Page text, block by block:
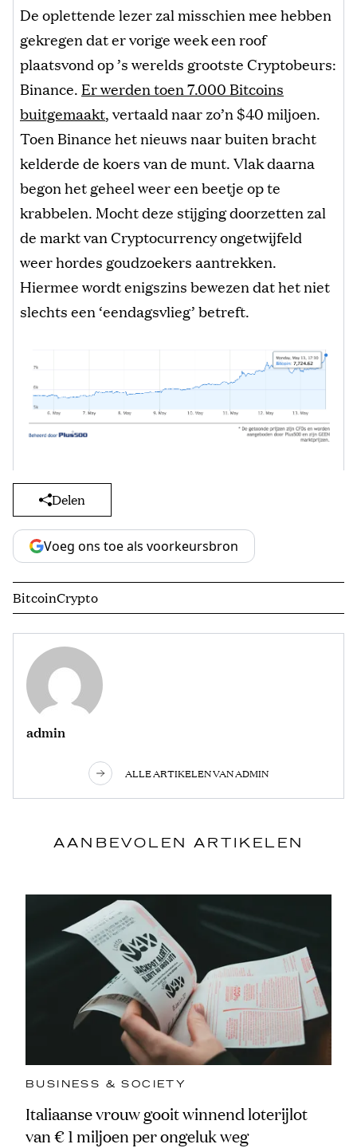
De oplettende lezer zal misschien mee hebben
gekregen dat er vorige week een roof
plaatsvond op ’s werelds grootste Cryptobeurs:
Binance. Er werden toen 7.000 Bitcoins
buitgemaakt, vertaald naar zo’n $40 miljoen.
Toen Binance het nieuws naar buiten bracht
kelderde de koers van de munt. Vlak daarna
begon het geheel weer een beetje op te
krabbelen. Mocht deze stijging doorzetten zal
de markt van Cryptocurrency ongetwijfeld
weer hordes goudzoekers aantrekken.
Hiermee wordt enigszins bewezen dat het niet
slechts een ‘eendagsvlieg’ betreft.
Delen
Voeg ons toe als voorkeursbron
BitcoinCrypto
admin
ALLE ARTIKELEN VAN ADMIN
AANBEVOLEN ARTIKELEN
BUSINESS & SOCIETY
Italiaanse vrouw gooit winnend loterijlot
van € 1 miljoen per ongeluk weg